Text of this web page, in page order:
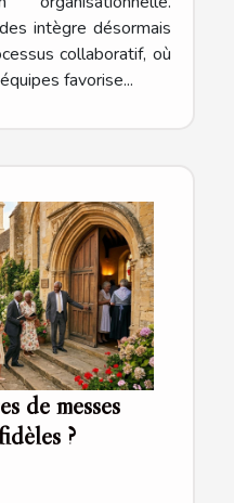
intègre désormais
collaboratif, où
favorise...
de messes
?